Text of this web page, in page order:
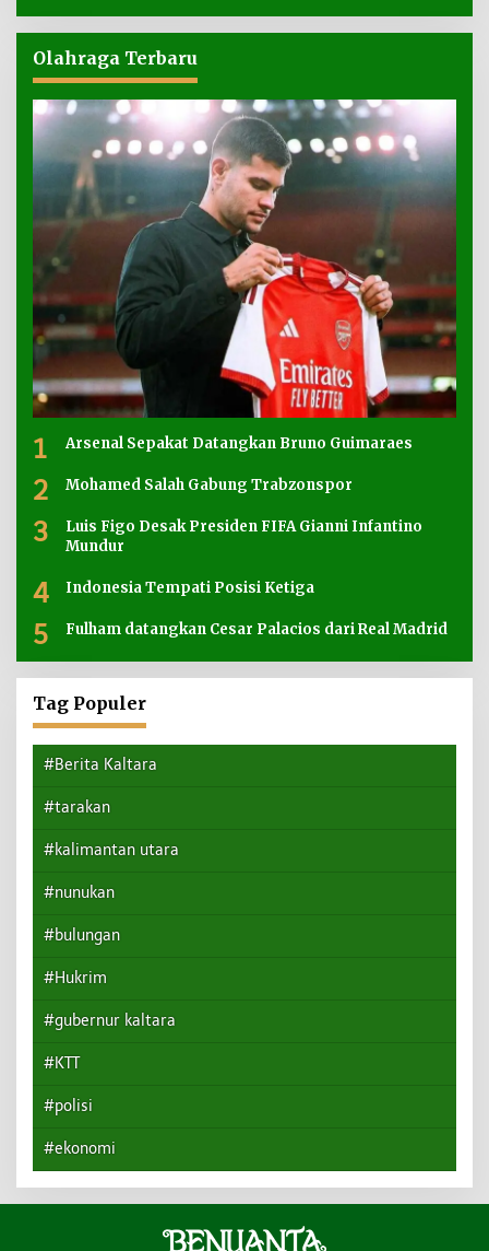
Olahraga Terbaru
1 Arsenal Sepakat Datangkan Bruno Guimaraes
2 Mohamed Salah Gabung Trabzonspor
3
Luis Figo Desak Presiden FIFA Gianni Infantino
Mundur
4 Indonesia Tempati Posisi Ketiga
5 Fulham datangkan Cesar Palacios dari Real Madrid
Tag Populer
#Berita Kaltara
#tarakan
#kalimantan utara
#nunukan
#bulungan
#Hukrim
#gubernur kaltara
#KTT
#polisi
#ekonomi